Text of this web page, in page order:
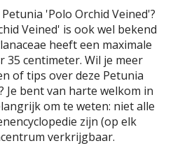
'Polo Orchid Veined'?
Veined' is ook wel bekend
heeft een maximale
35 centimeter. Wil je meer
of tips over deze Petunia
Je bent van harte welkom in
om te weten: niet alle
zijn (op elk
verkrijgbaar.